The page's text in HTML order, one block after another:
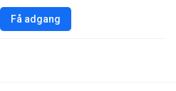
Få adgang